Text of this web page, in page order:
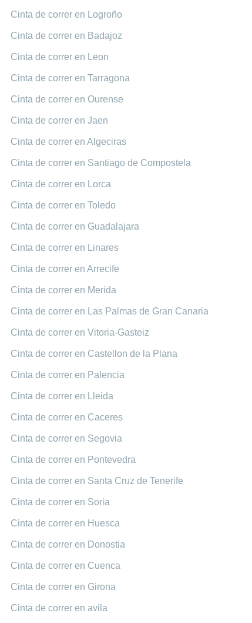
Cinta de correr en Logroño
Cinta de correr en Badajoz
Cinta de correr en Leon
Cinta de correr en Tarragona
Cinta de correr en Ourense
Cinta de correr en Jaen
Cinta de correr en Algeciras
Cinta de correr en Santiago de Compostela
Cinta de correr en Lorca
Cinta de correr en Toledo
Cinta de correr en Guadalajara
Cinta de correr en Linares
Cinta de correr en Arrecife
Cinta de correr en Merida
Cinta de correr en Las Palmas de Gran Canaria
Cinta de correr en Vitoria-Gasteiz
Cinta de correr en Castellon de la Plana
Cinta de correr en Palencia
Cinta de correr en Lleida
Cinta de correr en Caceres
Cinta de correr en Segovia
Cinta de correr en Pontevedra
Cinta de correr en Santa Cruz de Tenerife
Cinta de correr en Soria
Cinta de correr en Huesca
Cinta de correr en Donostia
Cinta de correr en Cuenca
Cinta de correr en Girona
Cinta de correr en avila